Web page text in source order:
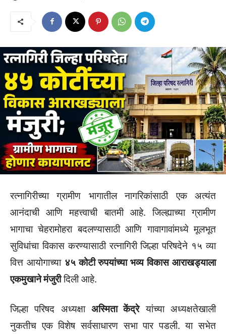
रत्नागिरीच्या ग्रामीण भागातील नागरिकांसाठी एक अत्यंत
आनंदाची आणि महत्त्वाची बातमी आहे. जिल्ह्याच्या ग्रामीण
भागाचा चेहरामोहरा बदलण्यासाठी आणि गावागावांमध्ये मूलभूत
सुविधांचा विकास करण्यासाठी रत्नागिरी जिल्हा परिषदेने १५ व्या
वित्त आयोगाच्या ४५ कोटी रुपयांच्या भव्य विकास आराखड्याला
एकमुखाने मंजुरीदिली आहे.
जिल्हा परिषद अध्यक्षा अस्मिता केंद्रेयांच्या अध्यक्षतेखाली
नुकतीच एक विशेष सर्वसाधारण सभा पार पडली. या सभेत